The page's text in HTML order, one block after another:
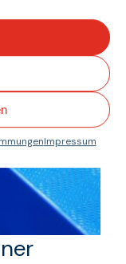
Impressum
mm.